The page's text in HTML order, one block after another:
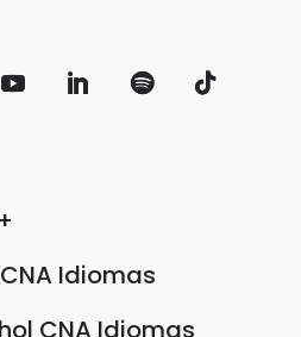
Idiomas
CNA Idiomas